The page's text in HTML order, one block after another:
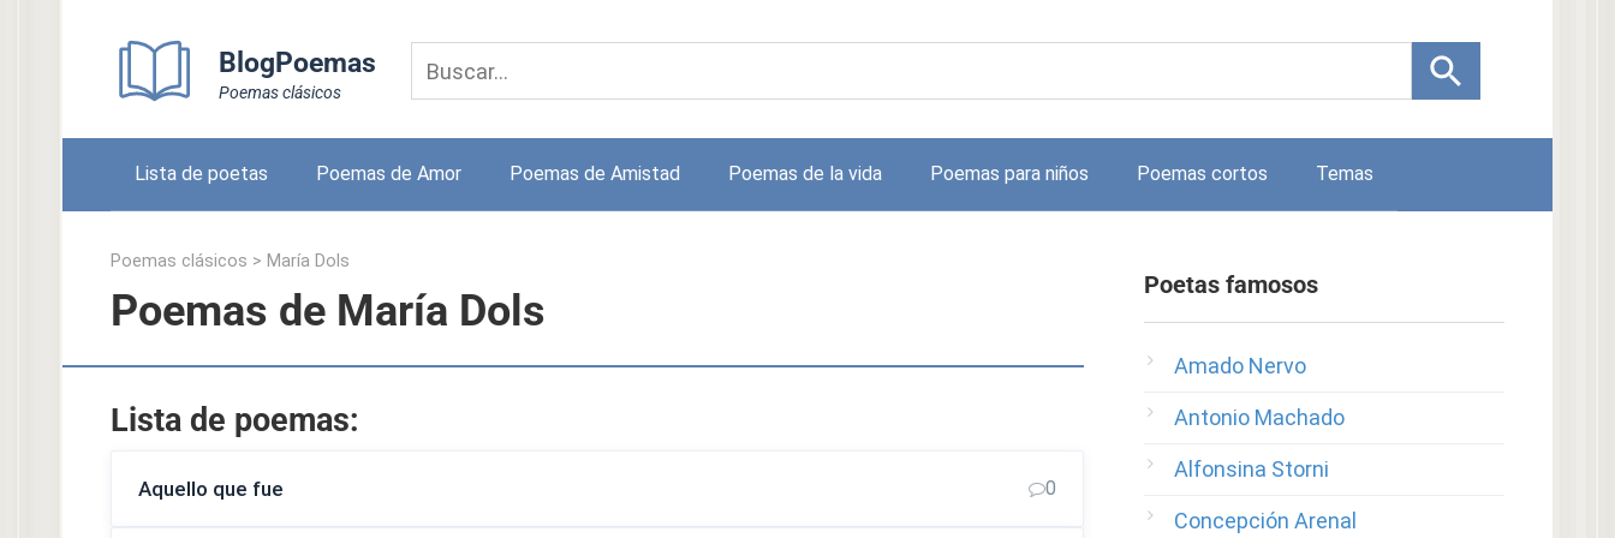
BlogPoemas
Poemas clásicos
Lista de poetas Poemas de Amor Poemas de Amistad Poemas de la vida Poemas para niños Poemas cortos Temas
Poemas clásicos > María Dols
Poemas de María Dols
Lista de poemas:
Aquello que fue 0
Poetas famosos
Amado Nervo
Antonio Machado
Alfonsina Storni
Concepción Arenal